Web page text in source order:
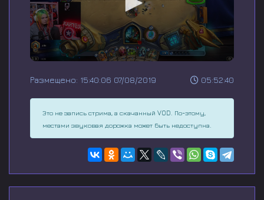
e
o
o
c
05:52:40
Размещено: 15:40:06 07/08/2019
Это не запись стрима, а скачанный VOD. По-этому,
местами звуковая дорожка может быть недоступна.